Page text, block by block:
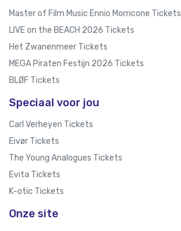
Master of Film Music Ennio Morricone Tickets
LIVE on the BEACH 2026 Tickets
Het Zwanenmeer Tickets
MEGA Piraten Festijn 2026 Tickets
BLØF Tickets
Speciaal voor jou
Carl Verheyen Tickets
Eivør Tickets
The Young Analogues Tickets
Evita Tickets
K-otic Tickets
Onze site